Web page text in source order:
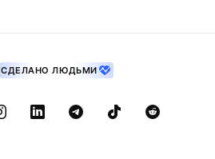
СДЕЛАНО ЛЮДЬМИ